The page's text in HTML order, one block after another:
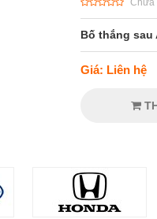
Chưa
Bố thắng sau
Giá: Liên hệ